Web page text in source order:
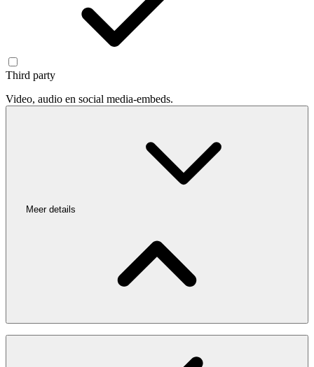
Third party
Video, audio en social media-embeds.
Meer details